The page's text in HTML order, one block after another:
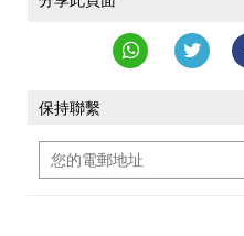
保持聯繫